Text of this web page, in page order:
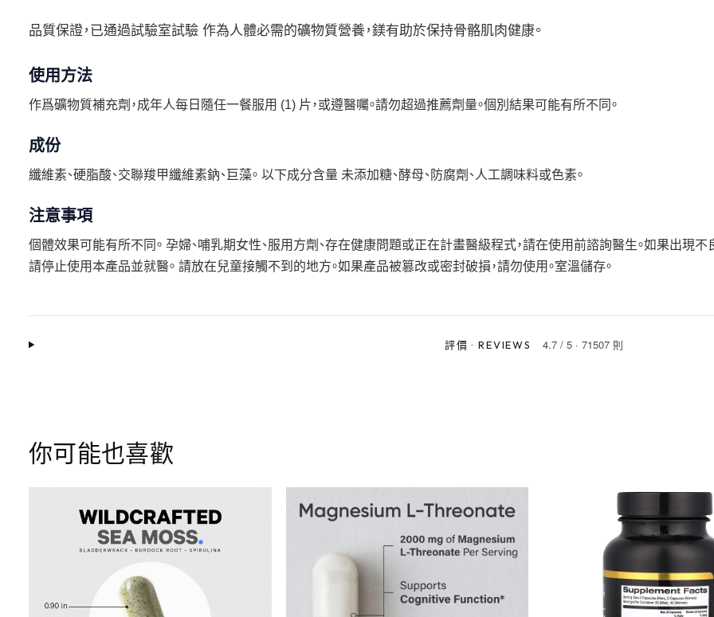
品質保證，已通過試驗室試驗 作為人體必需的礦物質營養，鎂有助於保持骨骼肌肉健康。
使用方法
作爲礦物質補充劑，成年人每日隨任一餐服用 (1) 片，或遵醫囑。請勿超過推薦劑量。個別結果可能有所不同。
成份
纖維素、硬脂酸、交聯羧甲纖維素鈉、巨藻。 以下成分含量 未添加糖、酵母、防腐劑、人工調味料或色素。
注意事項
個體效果可能有所不同。 孕婦、哺乳期女性、服用方劑、存在健康問題或正在計畫醫級程式，請在使用前諮詢醫生。如果出現不
請停止使用本產品並就醫。 請放在兒童接觸不到的地方。如果產品被篡改或密封破損，請勿使用。室溫儲存。
評價 ·REVIEWS 4.7/ 5· 71507 則
你可能也喜歡